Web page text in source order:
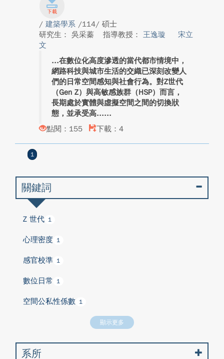
/ 建築學系 /114/ 碩士
研究生： 吳采蓁
指導教授： 王逸璇
宋立
文
在數位化高度滲透的當代都市情境中，
網路科技與城市生活的交織已深刻改變人
們的日常空間感知與社會行為。對Z世代
（Gen Z）與高敏感族群（HSP）而言，
長期處於實體與虛擬空間之間的切換狀
態，並承受高...
點閱：155
下載：4
1
關鍵詞
Z 世代 1
心理密度 1
感官校準 1
數位日常 1
空間公私性係數 1
顯示更多
系所